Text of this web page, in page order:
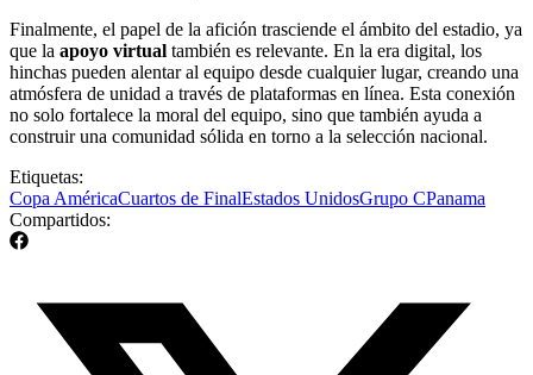
Finalmente, el papel de la afición trasciende el ámbito del estadio, ya
que la apoyo virtual también es relevante. En la era digital, los
hinchas pueden alentar al equipo desde cualquier lugar, creando una
atmósfera de unidad a través de plataformas en línea. Esta conexión
no solo fortalece la moral del equipo, sino que también ayuda a
construir una comunidad sólida en torno a la selección nacional.
Etiquetas:
Copa AméricaCuartos de FinalEstados UnidosGrupo CPanama
Compartidos: